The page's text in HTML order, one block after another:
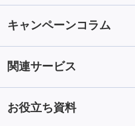
キャンペーンコラム
関連サービス
お役立ち資料